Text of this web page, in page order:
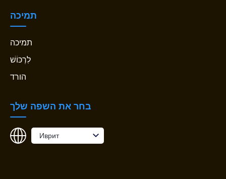
תמיכה
תמיכה
לִרְכּוֹשׁ
הורד
בחר את השפה שלך
Иврит